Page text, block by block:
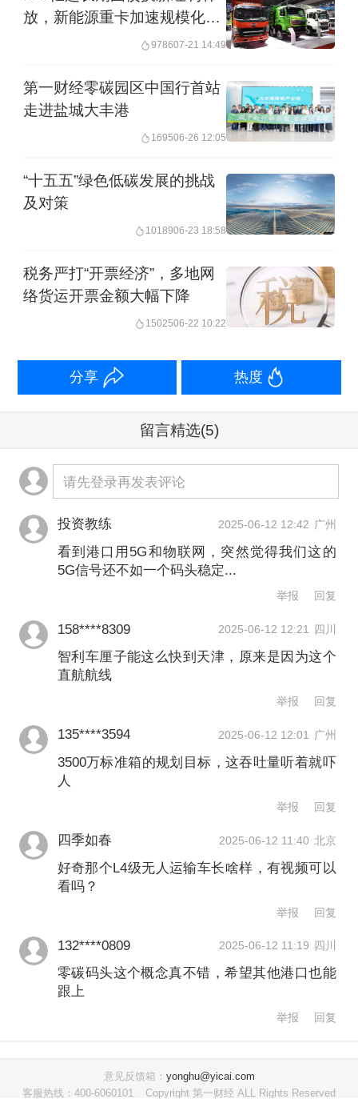
到3500万标准箱。
2035年）》获得交通运输部、天津市政
府联合批复。根据这一规划，天津港定
深度服务京津冀协同发展和共建“一带一
路”，着力打造我国北方地区联通国内国
际双循环的战略支点。
6月11日，天津港第二集装箱码头。该码
头已实现“智慧零碳”码头的建设目标。摄
影/章轲
据第一财经了解，近年来，天津港在智
慧港口建设方面收获颇丰：
天津港大数据中心主任曲明介绍，目
前，天津港全港集装箱大型装卸设备自
动化占比超88%。开通200座5G基站，
打造行业首个面向港口工业场景的5G专
等6大场景实现常态化应用。
天津港第二集装箱码头“单小车岸桥+地
（ART）+水平运输装卸堆场”工艺，全
流程自动化、智能化，集装箱作业达到
全球港口最高水平，码头运营全过程实
放，新能源重卡加速规模化应
978607-21 14:49
第一财经零碳园区中国行首站
走进盐城大丰港
169506-26 12:05
“十五五”绿色低碳发展的挑战
及对策
1018906-23 18:58
税务严打“开票经济”，多地网
络货运开票金额大幅下降
1502506-22 10:22
分享 热度
留言精选(5)
请先登录再发表评论
投资教练 2025-06-12 12:42 广州
看到港口用5G和物联网，突然觉得我们这的
5G信号还不如一个码头稳定...
举报 回复
158****8309 2025-06-12 12:21 四川
智利车厘子能这么快到天津，原来是因为这个
直航航线
举报 回复
135****3594 2025-06-12 12:01 广州
3500万标准箱的规划目标，这吞吐量听着就吓
人
举报 回复
四季如春 2025-06-12 11:40 北京
好奇那个L4级无人运输车长啥样，有视频可以
看吗？
举报 回复
132****0809 2025-06-12 11:19 四川
零碳码头这个概念真不错，希望其他港口也能
跟上
举报 回复
意见反馈箱： yonghu@yicai.com
客服热线：400-6060101
Copyright 第一财经 ALL Rights Reserved